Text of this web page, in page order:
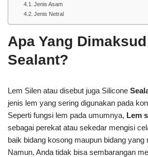
Jenis Asam
Jenis Netral
Apa Yang
Sealant?
Lem Silen atau disebut juga Silicone
jenis lem yang sering digunakan pada
Seperti fungsi lem pada umumnya, Lem
sebagai perekat atau sekedar mengisi
baik bidang kosong maupun bidang yang
Namun, Anda tidak bisa sembarangan